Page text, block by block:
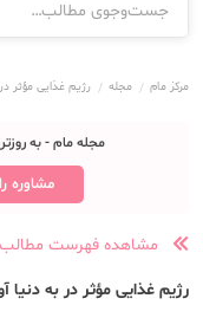
مرکز مام مجله رژیم غذایی ‌مؤثر
مجله مام - به
مشاوره
مشاهده فهرست مطالب
رژیم غذایی ‌مؤثر در به دنیا